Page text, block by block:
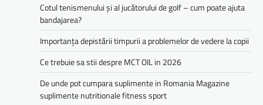
Cotul tenismenului și al jucătorului de golf – cum poate ajuta
bandajarea?
Importanța depistării timpurii a problemelor de vedere la copii
Ce trebuie sa stii despre MCT OIL in 2026
De unde pot cumpara suplimente in Romania Magazine
suplimente nutritionale fitness sport